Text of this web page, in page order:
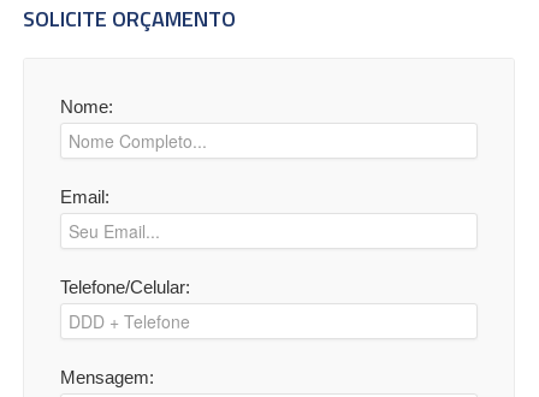
SOLICITE ORÇAMENTO
Nome:
Email:
Telefone/Celular:
Mensagem: